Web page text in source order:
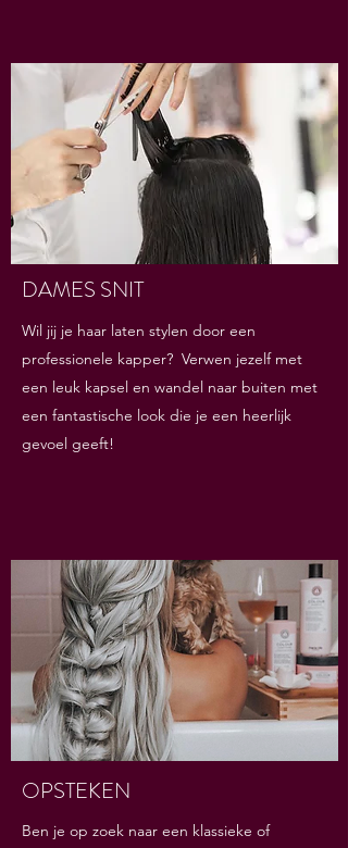
DAMES SNIT
Wil jij je haar laten stylen door een
professionele kapper? Verwen jezelf met
een leuk kapsel en wandel naar buiten met
een fantastische look die je een heerlijk
gevoel geeft!
OPSTEKEN
Ben je op zoek naar een klassieke of